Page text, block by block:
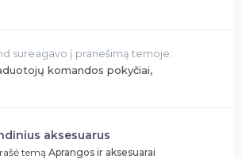
sureagavo į pranešimą temoje:
komandos pokyčiai,
aksesuarus
temą Aprangos ir aksesuarai